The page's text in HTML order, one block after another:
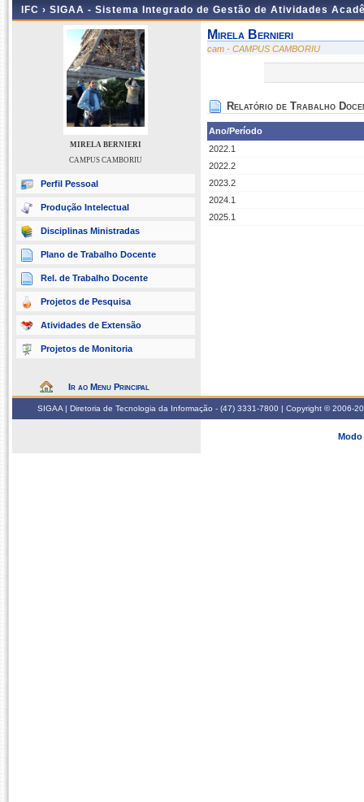
IFC › SIGAA - Sistema Integrado de Gestão de Atividades
MIRELA BERNIERI
CAMPUS CAMBORIU
Perfil Pessoal
Produção Intelectual
Disciplinas Ministradas
Plano de Trabalho Docente
Rel. de Trabalho Docente
Projetos de Pesquisa
Atividades de Extensão
Projetos de Monitoria
Ir ao Menu Principal
Mirela Bernieri
cam - CAMPUS CAMBORIU
Relatório de Trabalho
Ano/Período
2022.1
2022.2
2023.2
2024.1
2025.1
SIGAA | Diretoria de Tecnologia da Informação - (47) 3331-7800 | Copyright © 2006-
Modo